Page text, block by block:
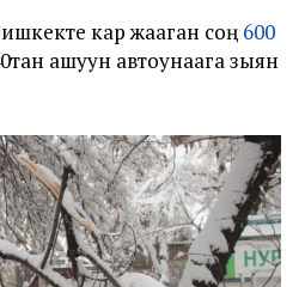
кар жааган соң 600
ашуун автоунаага зыян